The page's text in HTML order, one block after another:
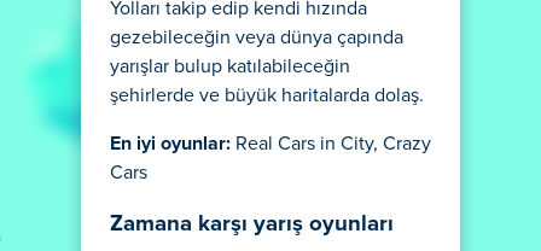
Yolları takip edip kendi hızında
gezebileceğin veya dünya çapında
yarışlar bulup katılabileceğin
şehirlerde ve büyük haritalarda dolaş.
En iyi oyunlar: Real Cars in City, Crazy
Cars
Zamana karşı yarış oyunları